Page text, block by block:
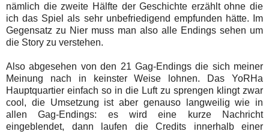
nämlich die zweite Hälfte der Geschichte erzählt ohne die
ich das Spiel als sehr unbefriedigend empfunden hätte. Im
Gegensatz zu Nier muss man also alle Endings sehen um
die Story zu verstehen.
Also abgesehen von den 21 Gag-Endings die sich meiner
Meinung nach in keinster Weise lohnen. Das YoRHa
Hauptquartier einfach so in die Luft zu sprengen klingt zwar
cool, die Umsetzung ist aber genauso langweilig wie in
allen Gag-Endings: es wird eine kurze Nachricht
eingeblendet, dann laufen die Credits innerhalb einer